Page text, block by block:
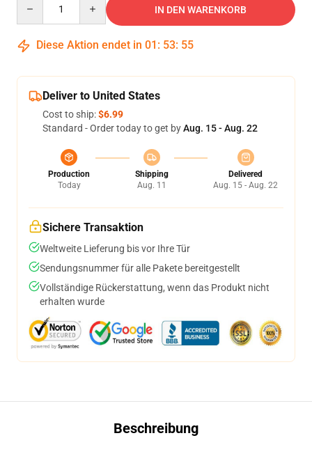
IN DEN WARENKORB
Diese Aktion endet in 01 : 53: 55
Deliver to United States
Cost to ship:$6.99
Standard - Order today to get byAug. 15 - Aug. 22
Production
Today
Shipping
Aug. 11
Delivered
Aug. 15 - Aug. 22
Sichere Transaktion
Weltweite Lieferung bis vor Ihre Tür
Sendungsnummer für alle Pakete bereitgestellt
Vollständige Rückerstattung, wenn das Produkt nicht
erhalten wurde
Beschreibung